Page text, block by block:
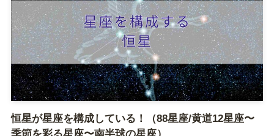
恒星が星座を構成している！（88星座/黄道12星座〜